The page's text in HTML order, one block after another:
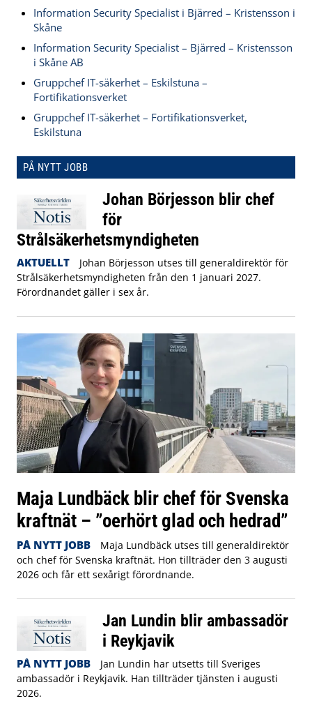
Information Security Specialist i Bjärred – Kristensson i
Skåne
Information Security Specialist – Bjärred – Kristensson
i Skåne AB
Gruppchef IT-säkerhet – Eskilstuna –
Fortifikationsverket
Gruppchef IT-säkerhet – Fortifikationsverket,
Eskilstuna
PÅ NYTT JOBB
Johan Börjesson blir chef
för
Strålsäkerhetsmyndigheten
AKTUELLT
Johan Börjesson utses till generaldirektör för
Strålsäkerhetsmyndigheten från den 1 januari 2027.
Förordnandet gäller i sex år.
Maja Lundbäck blir chef för Svenska
kraftnät – ”oerhört glad och hedrad”
PÅ NYTT JOBB
Maja Lundbäck utses till generaldirektör
och chef för Svenska kraftnät. Hon tillträder den 3 augusti
2026 och får ett sexårigt förordnande.
Jan Lundin blir ambassadör
i Reykjavik
PÅ NYTT JOBB
Jan Lundin har utsetts till Sveriges
ambassadör i Reykjavik. Han tillträder tjänsten i augusti
2026.